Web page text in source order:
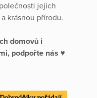
jejich
krásnou přírodu.
domovů i
podpořte nás ♥